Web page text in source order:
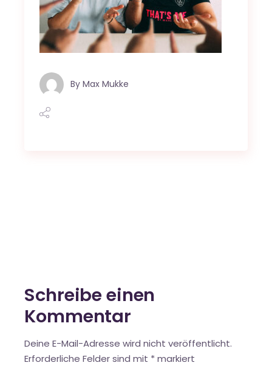
By Max Mukke
Schreibe einen
Kommentar
Deine E-Mail-Adresse wird nicht veröffentlicht.
Erforderliche Felder sind mit * markiert